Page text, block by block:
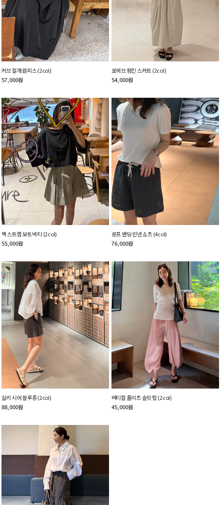
커브 절개 원피스 (2col)
57,000원
로에브 펌킨 스커트 (2col)
54,000원
백 스트랩 보트넥 티 (2col)
55,000원
로프 밴딩 린넨 쇼츠 (4col)
76,000원
실키 시어 블루종 (2col)
88,000원
버티컬 플리츠 슬릿 탑 (2col)
45,000원